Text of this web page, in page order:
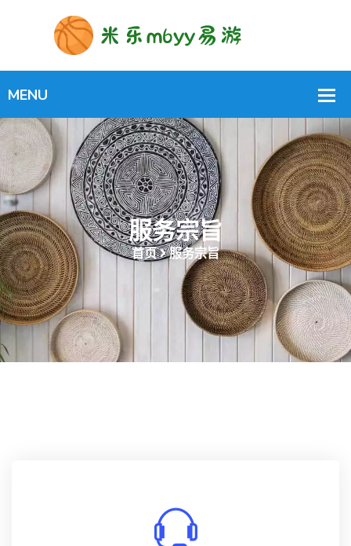
服务宗旨
首页 服务宗旨